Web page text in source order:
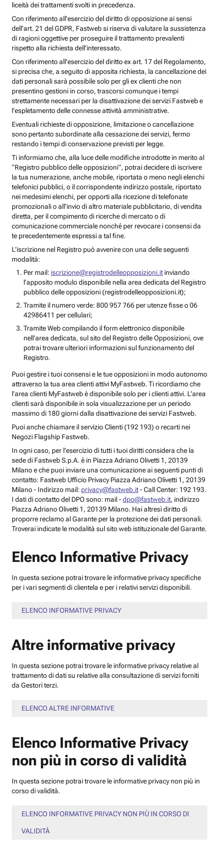
liceità dei trattamenti svolti in precedenza.
Con riferimento all’esercizio del diritto di opposizione ai sensi
dell’art. 21 del GDPR, Fastweb si riserva di valutare la sussistenza
di ragioni oggettive per proseguire il trattamento prevalenti
rispetto alla richiesta dell’interessato.
Con riferimento all’esercizio del diritto ex art. 17 del Regolamento,
si precisa che, a seguito di apposita richiesta, la cancellazione dei
dati personali sarà possibile solo per gli ex clienti che non
presentino gestioni in corso, trascorsi comunque i tempi
strettamente necessari per la disattivazione dei servizi Fastweb e
l’espletamento delle connesse attività amministrative.
Eventuali richieste di opposizione, limitazione o cancellazione
sono pertanto subordinate alla cessazione dei servizi, fermo
restando i tempi di conservazione previsti per legge.
Ti informiamo che, alla luce delle modifiche introdotte in merito al
“Registro pubblico delle opposizioni”, potrai decidere di iscrivere
la tua numerazione, anche mobile, riportata o meno negli elenchi
telefonici pubblici, o il corrispondente indirizzo postale, riportato
nei medesimi elenchi, per opporti alla ricezione di telefonate
promozionali o all’invio di altro materiale pubblicitario, di vendita
diretta, per il compimento di ricerche di mercato o di
comunicazione commerciale nonché per revocare i consensi da
te precedentemente espressi a tal fine.
L’iscrizione nel Registro può avvenire con una delle seguenti
modalità:
Per mail: iscrizione@registrodelleopposizioni.it inviando
l’apposito modulo disponibile nella area dedicata del Registro
pubblico delle opposizioni (registrodelleopposizioni.it);
Tramite il numero verde: 800 957 766 per utenze fisse o 06
42986411 per cellulari;
Tramite Web compilando il form elettronico disponibile
nell’area dedicata, sul sito del Registro delle Opposizioni, ove
potrai trovare ulteriori informazioni sul funzionamento del
Registro.
Puoi gestire i tuoi consensi e le tue opposizioni in modo autonomo
attraverso la tua area clienti attivi MyFastweb. Ti ricordiamo che
l’area clienti MyFastweb è disponibile solo per i clienti attivi. L’area
clienti sarà disponibile in sola visualizzazione per un periodo
massimo di 180 giorni dalla disattivazione dei servizi Fastweb.
Puoi anche chiamare il servizio Clienti (192 193) o recarti nei
Negozi Flagship Fastweb.
In ogni caso, per l’esercizio di tutti i tuoi diritti considera che la
sede di Fastweb S.p.A. è in Piazza Adriano Olivetti 1, 20139
Milano e che puoi inviare una comunicazione ai seguenti punti di
contatto: Fastweb Ufficio Privacy Piazza Adriano Olivetti 1, 20139
Milano - Indirizzo mail: privacy@fastweb.it- Call Center: 192 193.
I dati di contatto del DPO sono: mail -dpo@fastweb.it, indirizzo
Piazza Adriano Olivetti 1, 20139 Milano. Hai altresì diritto di
proporre reclamo al Garante per la protezione dei dati personali.
Troverai indicate le modalità sul sito web istituzionale del Garante.
Elenco Informative Privacy
In questa sezione potrai trovare le informative privacy specifiche
per i vari segmenti di clientela e per i relativi servizi disponibili.
ELENCO INFORMATIVE PRIVACY
Altre informative privacy
In questa sezione potrai trovare le informative privacy relative al
trattamento di dati su relative alla consultazione di servizi forniti
da Gestori terzi.
ELENCO ALTRE INFORMATIVE
Elenco Informative Privacy
non più in corso di validità
In questa sezione potrai trovare le informative privacy non più in
corso di validità.
ELENCO INFORMATIVE PRIVACY NON PIÙ IN CORSO DI
VALIDITÀ